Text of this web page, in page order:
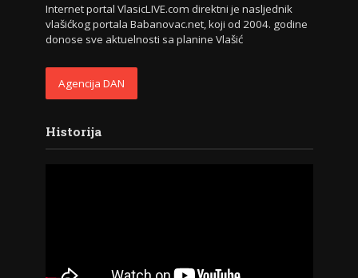
Internet portal VlasicLIVE.com direktni je nasljednik
vlašićkog portala Babanovac.net, koji od 2004. godine
donose sve aktuelnosti sa planine Vlašić
Agencija DAN
Historija